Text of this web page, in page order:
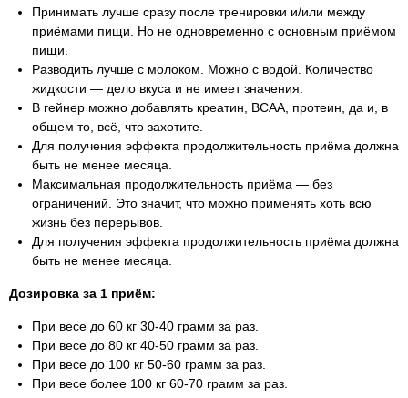
Принимать лучше сразу после тренировки и/или между
приёмами пищи. Но не одновременно с основным приёмом
пищи.
Разводить лучше с молоком. Можно с водой. Количество
жидкости — дело вкуса и не имеет значения.
В гейнер можно добавлять креатин, ВСАА, протеин, да и, в
общем то, всё, что захотите.
Для получения эффекта продолжительность приёма должна
быть не менее месяца.
Максимальная продолжительность приёма — без
ограничений. Это значит, что можно применять хоть всю
жизнь без перерывов.
Для получения эффекта продолжительность приёма должна
быть не менее месяца.
Дозировка за 1 приём:
При весе до 60 кг 30-40 грамм за раз.
При весе до 80 кг 40-50 грамм за раз.
При весе до 100 кг 50-60 грамм за раз.
При весе более 100 кг 60-70 грамм за раз.